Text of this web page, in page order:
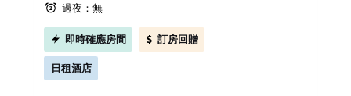
過夜：無
即時確應房間 訂房回贈
日租酒店